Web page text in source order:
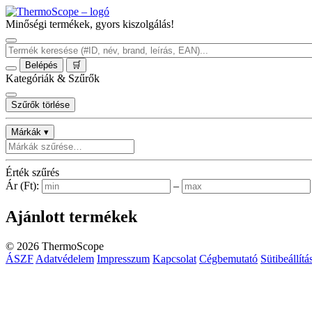
Minőségi termékek, gyors kiszolgálás!
Belépés 🛒
Kategóriák & Szűrők
Szűrők törlése
Márkák ▾
Érték szűrés
Ár (Ft):
–
Ajánlott termékek
© 2026 ThermoScope
ÁSZF Adatvédelem Impresszum Kapcsolat Cégbemutató